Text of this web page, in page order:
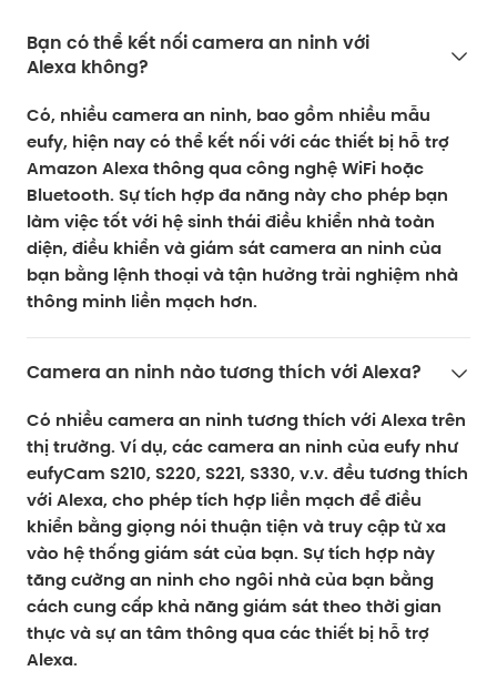
Bạn có thể kết nối camera an ninh với
Alexa không?
Có, nhiều camera an ninh, bao gồm nhiều mẫu
eufy, hiện nay có thể kết nối với các thiết bị hỗ trợ
Amazon Alexa thông qua công nghệ WiFi hoặc
Bluetooth. Sự tích hợp đa năng này cho phép bạn
làm việc tốt với hệ sinh thái điều khiển nhà toàn
diện, điều khiển và giám sát camera an ninh của
bạn bằng lệnh thoại và tận hưởng trải nghiệm nhà
thông minh liền mạch hơn.
Camera an ninh nào tương thích với Alexa?
Có nhiều camera an ninh tương thích với Alexa trên
thị trường. Ví dụ, các camera an ninh của eufy như
eufyCam S210, S220, S221, S330, v.v. đều tương thích
với Alexa, cho phép tích hợp liền mạch để điều
khiển bằng giọng nói thuận tiện và truy cập từ xa
vào hệ thống giám sát của bạn. Sự tích hợp này
tăng cường an ninh cho ngôi nhà của bạn bằng
cách cung cấp khả năng giám sát theo thời gian
thực và sự an tâm thông qua các thiết bị hỗ trợ
Alexa.